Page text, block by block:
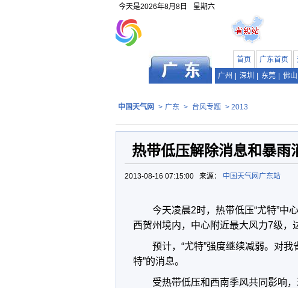
今天是2026年8月8日 星期六
首页 广东首页
广州
深圳 东莞 佛山
中国天气网 > 广东 > 台风专题 > 2013
热带低压解除消息和暴雨
2013-08-16 07:15:00 来源： 中国天气网广东站
今天凌晨2时，热带低压“尤特”中
西贺州境内，中心附近最大风力7级，
预计，“尤特”强度继续减弱。对
特”的消息。
受热带低压和西南季风共同影响